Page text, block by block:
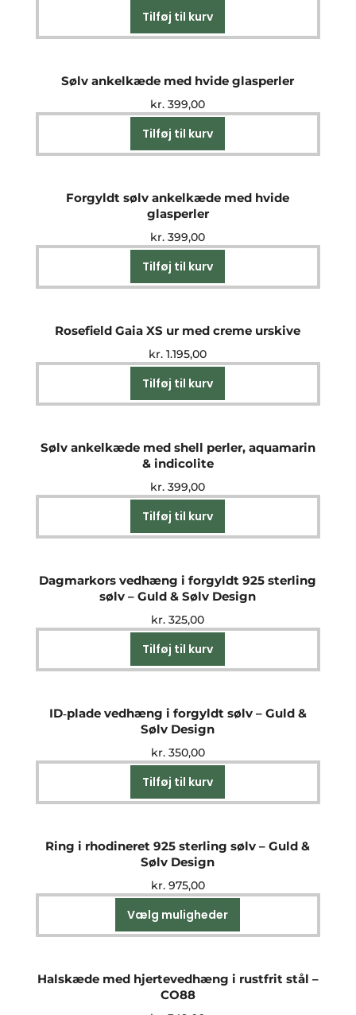
Tilføj til kurv
Sølv ankelkæde med hvide glasperler
kr. 399,00
Tilføj til kurv
Forgyldt sølv ankelkæde med hvide
glasperler
kr. 399,00
Tilføj til kurv
Rosefield Gaia XS ur med creme urskive
kr. 1.195,00
Tilføj til kurv
Sølv ankelkæde med shell perler, aquamarin
& indicolite
kr. 399,00
Tilføj til kurv
Dagmarkors vedhæng i forgyldt 925 sterling
sølv – Guld & Sølv Design
kr. 325,00
Tilføj til kurv
ID‑plade vedhæng i forgyldt sølv – Guld &
Sølv Design
kr.350,00
Tilføj til kurv
Ring i rhodineret 925 sterling sølv – Guld &
Sølv Design
kr.975,00
Vælg muligheder
vare
varianter.
Halskæde med hjertevedhæng i rustfrit stål –
CO88